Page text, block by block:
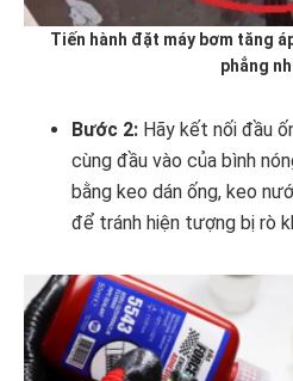
Tiến hành đặt máy bơm tăng
phẳng
Bước 2: Hãy kết nối đầu
cùng đầu vào của bình
bằng keo dán ống, keo
để tránh hiện tượng bị rò